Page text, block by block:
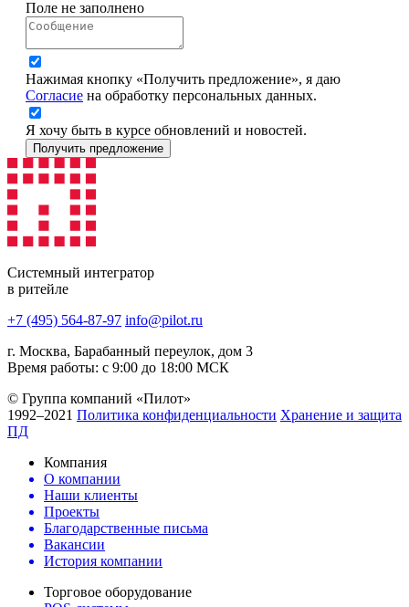
Поле не заполнено
Нажимая кнопку «Получить предложение», я даю
Согласие на обработку персональных данных.
Я хочу быть в курсе обновлений и новостей.
Получить предложение
Системный интегратор
в ритейле
+7 (495) 564-87-97 info@pilot.ru
г. Москва, Барабанный переулок, дом 3
Время работы: с 9:00 до 18:00 МСК
© Группа компаний «Пилот»
1992–2021 Политика конфиденциальности Хранение и защита
ПД
Компания
О компании
Наши клиенты
Проекты
Благодарственные письма
Вакансии
История компании
Торговое оборудование